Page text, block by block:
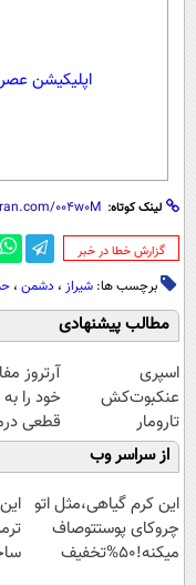
اپلیکیشن عصر
لینک کوتاه:
‌گزارش خطا در خبر
برچسب ها: شیراز ، دشمن ،
مطالب پیشنهادی
اسپری
عنکبوت‌‌کش
تارومار
ازبین‌برنده انواع
عنکبوت
آرتروز
خود را
قطعی
کنید!
از سراسر وب
این کرم گیاهی،مثل اتو
چروکای پوستتوصاف
میکنه!50%تخفیف